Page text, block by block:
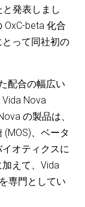
発表しまし
OxC-beta 化合
とって同社初の
配合の幅広い
Nova
の製品は、
、ベータ
オティクスに
えて、Vida
専門としてい